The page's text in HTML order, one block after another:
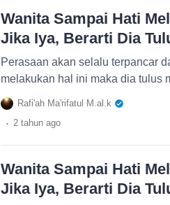
Wanita Sampai Hati
Jika Iya, Berarti Dia
Perasaan akan selalu terpancar
melakukan hal ini maka dia tulus
Rafi'ah Ma'rifatul M.al.k
. 2 tahun ago
Wanita Sampai Hati
Jika Iya, Berarti Dia